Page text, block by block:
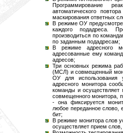
Программирование
автоматического
маскирования ответных
В режиме ОУ
каждого подадреса.
производиться по
по заданным подадресам;
В режиме адресного
адресованные ему
адресов;
Три основных режима
(МСЛ) и совмещенный
ОУ для использования
адресного монитора
команды и осуществляет
совмещенного монитора,
- она фиксируется
любое переданное слово,
бит;
В режиме монитора слов
осуществляет прием